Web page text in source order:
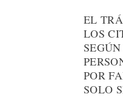
EL
LOS
POR
SOLO